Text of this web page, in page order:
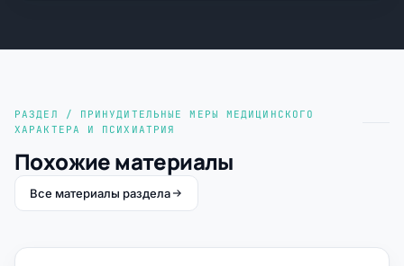
РАЗДЕЛ / ПРИНУДИТЕЛЬНЫЕ МЕРЫ МЕДИЦИНСКОГО
ХАРАКТЕРА И ПСИХИАТРИЯ
Похожие материалы
Все материалы раздела